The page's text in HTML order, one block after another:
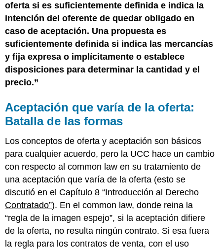
oferta si es suficientemente definida e indica la
intención del oferente de quedar obligado en
caso de aceptación. Una propuesta es
suficientemente definida si indica las mercancías
y fija expresa o implícitamente o establece
disposiciones para determinar la cantidad y el
precio.”
Aceptación que varía de la oferta:
Batalla de las formas
Los conceptos de oferta y aceptación son básicos
para cualquier acuerdo, pero la UCC hace un cambio
con respecto al common law en su tratamiento de
una aceptación que varía de la oferta (esto se
discutió en el Capítulo 8 “Introducción al Derecho
Contratado”). En el common law, donde reina la
“regla de la imagen espejo”, si la aceptación difiere
de la oferta, no resulta ningún contrato. Si esa fuera
la regla para los contratos de venta, con el uso